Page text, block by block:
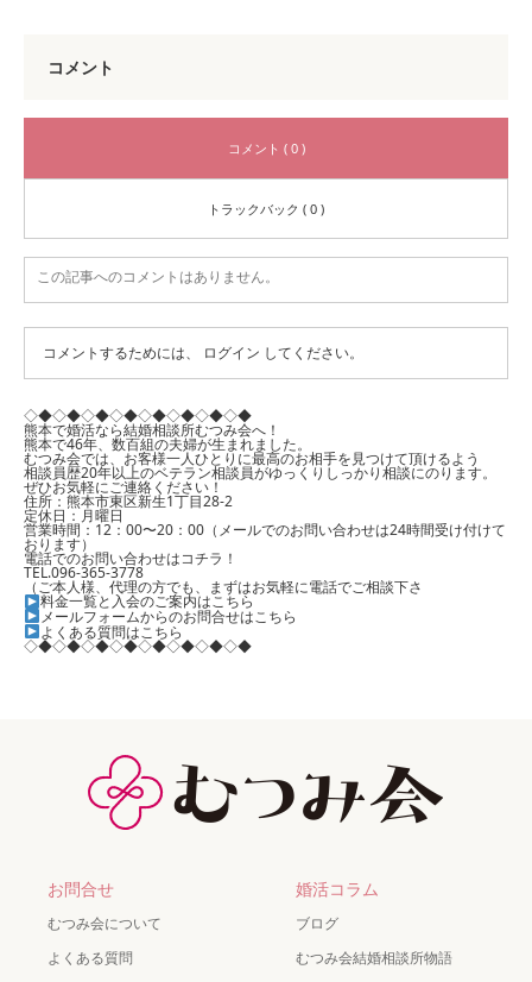
コメント
コメント ( 0 )
トラックバック ( 0 )
この記事へのコメントはありません。
コメントするためには、 ログイン してください。
◇◆◇◆◇◆◇◆◇◆◇◆◇◆◇◆
熊本で婚活なら結婚相談所むつみ会へ！
熊本で46年、数百組の夫婦が生まれました。
むつみ会では、お客様一人ひとりに最高のお相手を見つけて頂けるよう
相談員歴20年以上のベテラン相談員がゆっくりしっかり相談にのります。
ぜひお気軽にご連絡ください！
住所：熊本市東区新生1丁目28-2
定休日：月曜日
営業時間：12：00〜20：00（メールでのお問い合わせは24時間受け付けて
おります）
電話でのお問い合わせはコチラ！
TEL.096-365-3778
（ご本人様、代理の方でも、まずはお気軽に電話でご相談下さ
料金一覧と入会のご案内はこちら
メールフォームからのお問合せはこちら
よくある質問はこちら
◇◆◇◆◇◆◇◆◇◆◇◆◇◆◇◆
お問合せ
むつみ会について
よくある質問
婚活コラム
ブログ
むつみ会結婚相談所物語